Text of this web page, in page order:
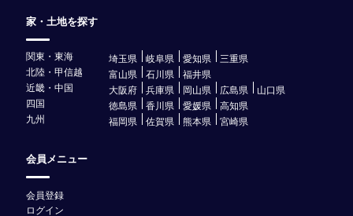
家・土地を探す
関東・東海 埼玉県 岐阜県 愛知県
三重県
北陸・甲信越
富山県 石川県
福井県
近畿・中国
大阪府 兵庫県 岡山県 広島県
山口県
四国
徳島県 香川県 愛媛県
高知県
九州
福岡県 佐賀県 熊本県 宮崎県
会員メニュー
会員登録
ログイン